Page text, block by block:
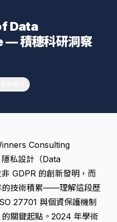
Data
積穗科研洞察
Consulting
私設計（Data
GDPR 的創新發明，而
的技術積累——理解這段歷
27701 與個資保護機制
關鍵起點。2024 年學術